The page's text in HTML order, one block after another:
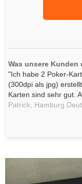
Was unsere Kunden
"Ich habe 2 Poker-
(300dpi als jpg)
Karten sind sehr gut.
Patrick, Hamburg